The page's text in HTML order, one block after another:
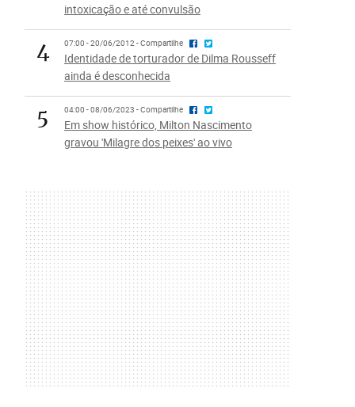
intoxicação e até convulsão
4 07:00 - 20/06/2012 - Compartilhe
Identidade de torturador de Dilma Rousseff
ainda é desconhecida
5 04:00 - 08/06/2023 - Compartilhe
Em show histórico, Milton Nascimento
gravou 'Milagre dos peixes' ao vivo